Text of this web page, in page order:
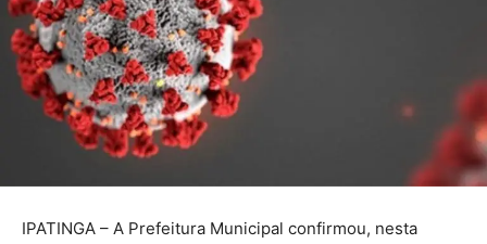
IPATINGA – A Prefeitura Municipal confirmou, nesta